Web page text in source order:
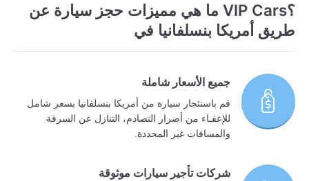
؟VIP Cars ما هي مميزات حجز سيارة عن
طريق أمريكا بنسلفانيا في
جميع الأسعار شاملة
قم باستئجار سيارة من أمريكا بنسلفانيا بسعر شامل
للإعفـاء من أضرار التصادم، التنازل عن السرقة
والمسافات غير المحددة.
شركات تأجير سيارات موثوقة